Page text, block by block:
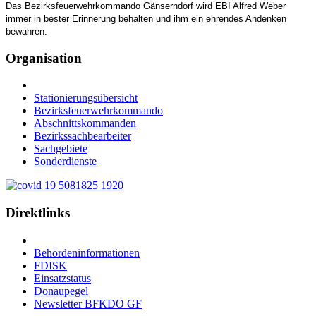
Das Bezirksfeuerwehrkommando Gänserndorf wird EBI Alfred Weber
immer in bester Erinnerung behalten und ihm ein ehrendes Andenken
bewahren.
Organisation
Stationierungsübersicht
Bezirksfeuerwehrkommando
Abschnittskommanden
Bezirkssachbearbeiter
Sachgebiete
Sonderdienste
Direktlinks
Behördeninformationen
FDISK
Einsatzstatus
Donaupegel
Newsletter BFKDO GF